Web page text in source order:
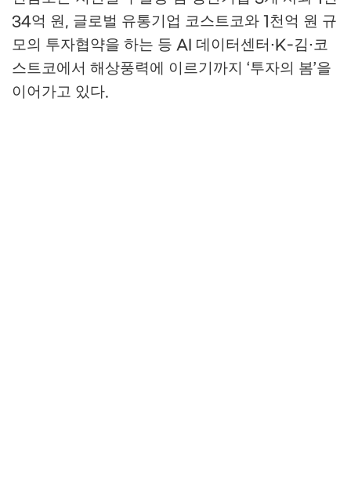
34억 원 , 글로벌 유통기업 코스트코와 1 천억 원 규
모의 투자협약을 하는 등 AI 데이터센터 ·K-김· 코
스트코에서 해상풍력에 이르기까지 ‘투자의 봄’을
이어가고 있다.